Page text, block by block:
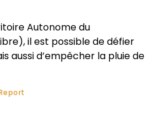
Autonome du
il est possible de défier
aussi d’empêcher la pluie de